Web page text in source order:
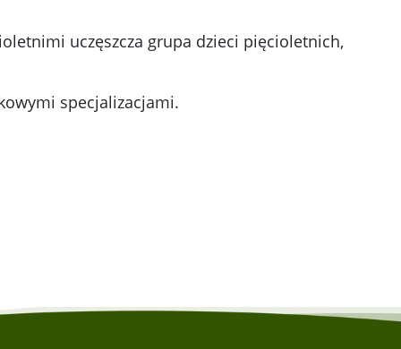
uczęszcza grupa dzieci pięcioletnich,
specjalizacjami.